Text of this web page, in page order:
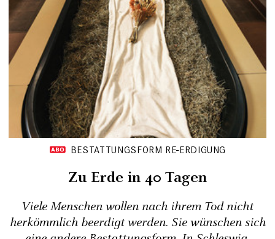
BESTATTUNGSFORM RE-ERDIGUNG
Zu Erde in 40 Tagen
Viele Menschen wollen nach ihrem Tod nicht
herkömmlich beerdigt werden. Sie wünschen sich